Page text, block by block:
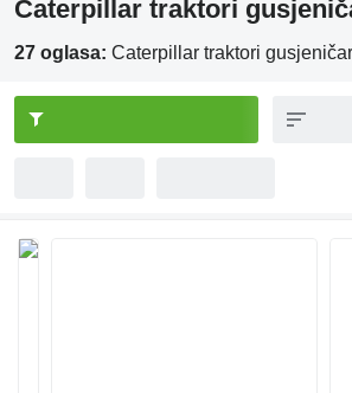
Caterpillar traktori
27 oglasa: Caterpillar traktori